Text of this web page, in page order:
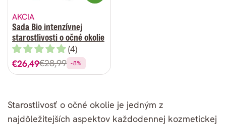
AKCIA
Sada Bio intenzívnej
starostlivosti o očné okolie
(4)
Predajná
€26,49
Bežná €28,99 -8%
Starostlivosť o očné okolie je jedným z
najdôležitejších aspektov každodennej kozmetickej